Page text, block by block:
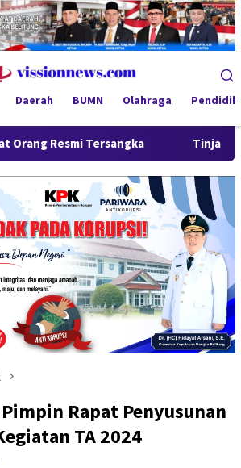
Daerah BUMN Olahraga
Tinjau Program MBG 3B
Pimpin Rapat Penyusunan
TA 2024